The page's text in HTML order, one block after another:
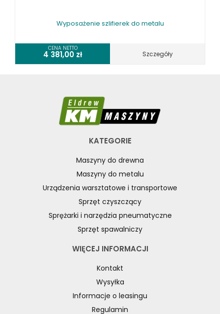
Wyposażenie szlifierek do metalu
CENA NETTO
4 381,00 zł Szczegóły
KATEGORIE
Maszyny do drewna
Maszyny do metalu
Urządzenia warsztatowe i transportowe
Sprzęt czyszczący
Sprężarki i narzędzia pneumatyczne
Sprzęt spawalniczy
WIĘCEJ INFORMACJI
Kontakt
Wysyłka
Informacje o leasingu
Regulamin